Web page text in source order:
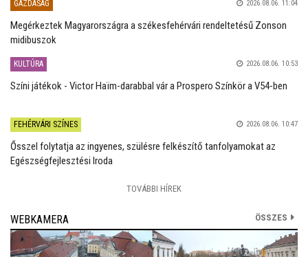
GAZDASÁG 2026.08.06. 11:04
Megérkeztek Magyarországra a székesfehérvári rendeltetésű Zonson
midibuszok
KULTÚRA 2026.08.06. 10:53
Színi játékok - Victor Haïm-darabbal vár a Prospero Színkör a V54-ben
FEHÉRVÁRI SZÍNES 2026.08.06. 10:47
Ősszel folytatja az ingyenes, szülésre felkészítő tanfolyamokat az
Egészségfejlesztési Iroda
TOVÁBBI HÍREK
WEBKAMERA ÖSSZES